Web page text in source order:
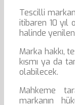
Tescilli
itibaren 10 yıl
halinde
Marka hakkı,
kısmı ya da
olabilecek.
Mahkeme
markanın